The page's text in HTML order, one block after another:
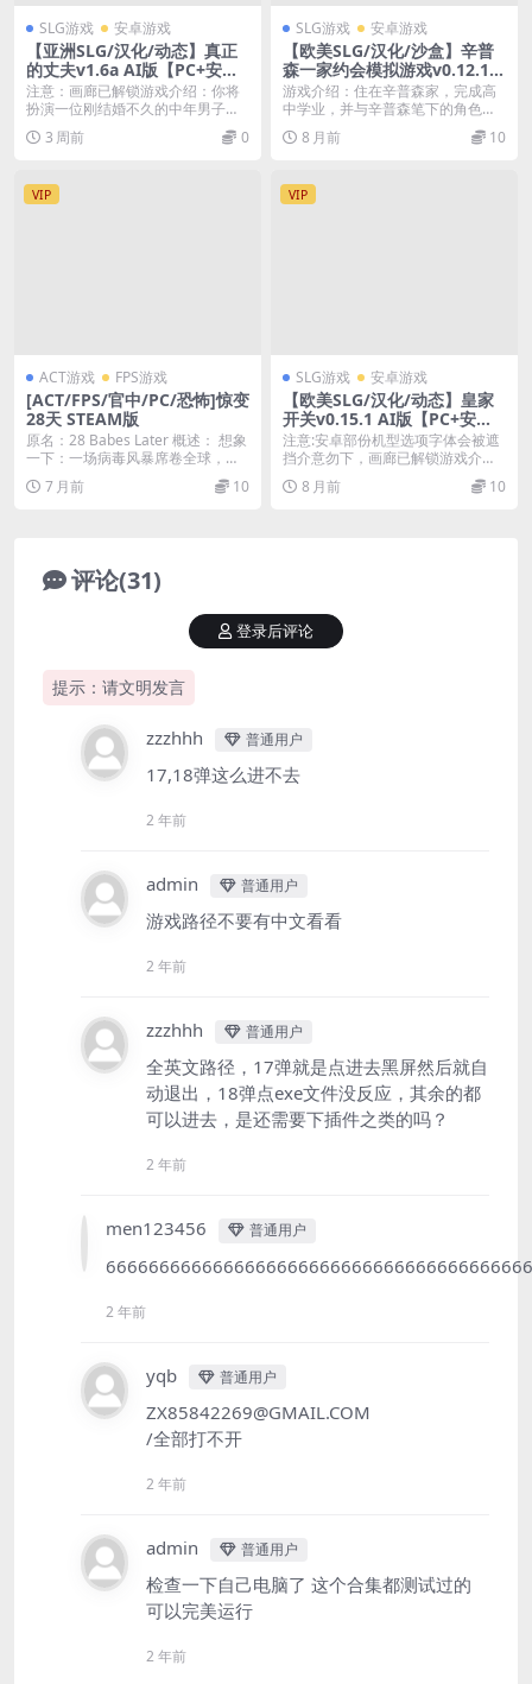
SLG游戏 安卓游戏
【亚洲SLG/汉化/动态】真正
的丈夫v1.6a AI版【PC+安卓/
更新】(别名:真丈夫)True Hus
band [v1.6a]
注意：画廊已解锁游戏介绍：你将
扮演一位刚结婚不久的中年男子。
他曾将生命中的许多年...
3 周前 0
SLG游戏 安卓游戏
【欧美SLG/汉化/沙盒】辛普
森一家约会模拟游戏v0.12.1 A
I版【PC+安卓/更新】The Si
mpsons Dating Sim [v0.12.
1]
游戏介绍：住在辛普森家，完成高
中学业，并与辛普森笔下的角色约
会。你扮演一个大学生...
8 月前 10
VIP
ACT游戏 FPS游戏
[ACT/FPS/官中/PC/恐怖]惊变
28天 STEAM版
原名：28 Babes Later 概述： 想象
一下：一场病毒风暴席卷全球，女
性...
7 月前 10
VIP
SLG游戏 安卓游戏
【欧美SLG/汉化/动态】皇家
开关v0.15.1 AI版【PC+安卓/
更新】Royal Switch [v0.15.
1]
注意:安卓部份机型选项字体会被遮
挡介意勿下，画廊已解锁游戏介
绍：一位公主。她一生...
8 月前 10
评论(31)
提示：请文明发言
登录后评论
zzzhhh 普通用户
17,18弹这么进不去
2 年前
admin 普通用户
游戏路径不要有中文看看
2 年前
zzzhhh 普通用户
全英文路径，17弹就是点进去黑屏然后就自
动退出，18弹点exe文件没反应，其余的都
可以进去，是还需要下插件之类的吗？
2 年前
men123456 普通用户
2 年前
yqb 普通用户
ZX85842269@GMAIL.COM
/全部打不开
2 年前
admin 普通用户
检查一下自己电脑了 这个合集都测试过的
可以完美运行
2 年前